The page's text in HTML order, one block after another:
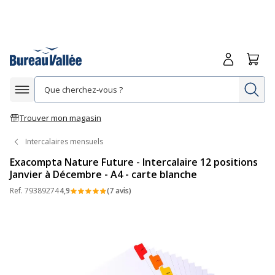
Afficher la navigation
Trouver mon magasin
Me
Intercalaires mensuels
Exacompta Nature Future - Intercalaire 12 positions
Janvier à Décembre - A4 - carte blanche
Ref. 793892744,9 (7 avis)